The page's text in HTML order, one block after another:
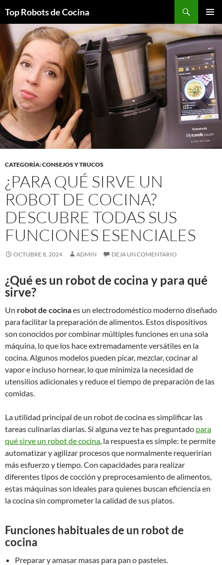
Top Robots de Cocina
MENÚ
AL
CONTENIDO
CATEGORÍA: CONSEJOS Y TRUCOS
¿PARA QUÉ SIRVE UN
ROBOT DE COCINA?
DESCUBRE TODAS SUS
FUNCIONES ESENCIALES
OCTUBRE 8, 2024 ADMIN DEJA UN COMENTARIO
¿Qué es un robot de cocina y para qué
sirve?
Un robot de cocinaes un electrodoméstico moderno diseñado
para facilitar la preparación de alimentos. Estos dispositivos
son conocidos por combinar múltiples funciones en una sola
máquina, lo que los hace extremadamente versátiles en la
cocina. Algunos modelos pueden picar, mezclar, cocinar al
vapor e incluso hornear, lo que minimiza la necesidad de
utensilios adicionales y reduce el tiempo de preparación de las
comidas.
La utilidad principal de un robot de cocina es simplificar las
tareas culinarias diarias. Si alguna vez te has preguntado para
qué sirve un robot de cocina, la respuesta es simple: te permite
automatizar y agilizar procesos que normalmente requerirían
más esfuerzo y tiempo. Con capacidades para realizar
diferentes tipos de cocción y preprocesamiento de alimentos,
estas máquinas son ideales para quienes buscan eficiencia en
la cocina sin comprometer la calidad de sus platos.
Funciones habituales de un robot de
cocina
Preparar y amasar masas para pan o pasteles.